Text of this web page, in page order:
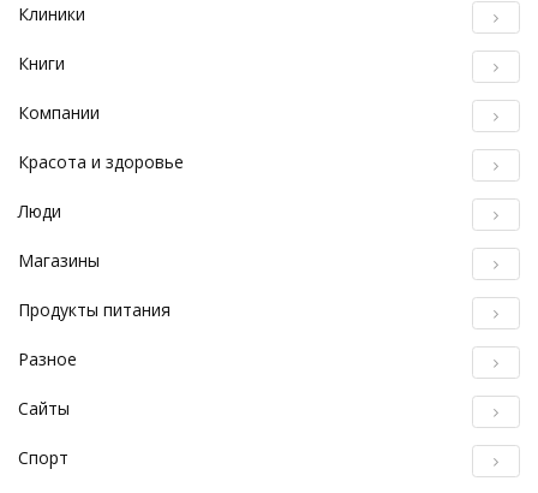
Клиники
Книги
Компании
Красота и здоровье
Люди
Магазины
Продукты питания
Разное
Сайты
Спорт